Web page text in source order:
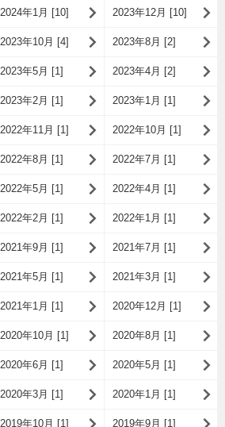
2024年1月 [10] 2023年12月 [10]
2023年10月 [4] 2023年8月 [2]
2023年5月 [1] 2023年4月 [2]
2023年2月 [1] 2023年1月 [1]
2022年11月 [1] 2022年10月 [1]
2022年8月 [1] 2022年7月 [1]
2022年5月 [1] 2022年4月 [1]
2022年2月 [1] 2022年1月 [1]
2021年9月 [1] 2021年7月 [1]
2021年5月 [1] 2021年3月 [1]
2021年1月 [1] 2020年12月 [1]
2020年10月 [1] 2020年8月 [1]
2020年6月 [1] 2020年5月 [1]
2020年3月 [1] 2020年1月 [1]
2019年10月 [1] 2019年9月 [1]